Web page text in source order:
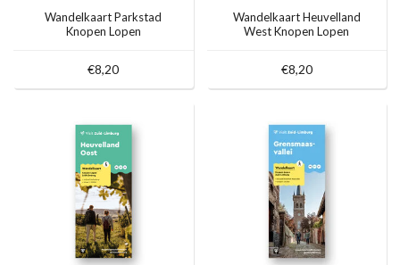
Wandelkaart Parkstad
Knopen Lopen
€8,20
Wandelkaart Heuvelland
West Knopen Lopen
€8,20